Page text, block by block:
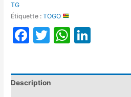
TG
Étiquette :TOGO
Facebook
Twitter
Description